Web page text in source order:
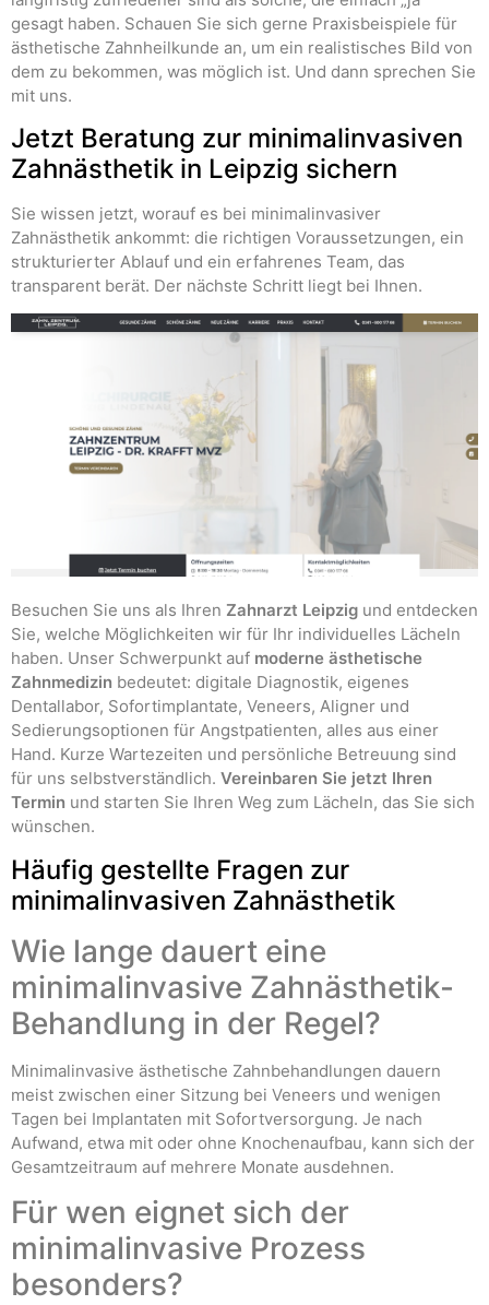
gesagt haben. Schauen Sie sich gerne Praxisbeispiele für
ästhetische Zahnheilkunde an, um ein realistisches Bild von
dem zu bekommen, was möglich ist. Und dann sprechen Sie
mit uns.
Jetzt Beratung zur minimalinvasiven
Zahnästhetik in Leipzig sichern
Sie wissen jetzt, worauf es bei minimalinvasiver
Zahnästhetik ankommt: die richtigen Voraussetzungen, ein
strukturierter Ablauf und ein erfahrenes Team, das
transparent berät. Der nächste Schritt liegt bei Ihnen.
Besuchen Sie uns als Ihren Zahnarzt Leipzig und entdecken
Sie, welche Möglichkeiten wir für Ihr individuelles Lächeln
haben. Unser Schwerpunkt auf moderne ästhetische
Zahnmedizin bedeutet: digitale Diagnostik, eigenes
Dentallabor, Sofortimplantate, Veneers, Aligner und
Sedierungsoptionen für Angstpatienten, alles aus einer
Hand. Kurze Wartezeiten und persönliche Betreuung sind
für uns selbstverständlich. Vereinbaren Sie jetzt Ihren
Termin und starten Sie Ihren Weg zum Lächeln, das Sie sich
wünschen.
Häufig gestellte Fragen zur
minimalinvasiven Zahnästhetik
Wie lange dauert eine
minimalinvasive Zahnästhetik-
Behandlung in der Regel?
Minimalinvasive ästhetische Zahnbehandlungen dauern
meist zwischen einer Sitzung bei Veneers und wenigen
Tagen bei Implantaten mit Sofortversorgung. Je nach
Aufwand, etwa mit oder ohne Knochenaufbau, kann sich der
Gesamtzeitraum auf mehrere Monate ausdehnen.
Für wen eignet sich der
minimalinvasive Prozess
besonders?